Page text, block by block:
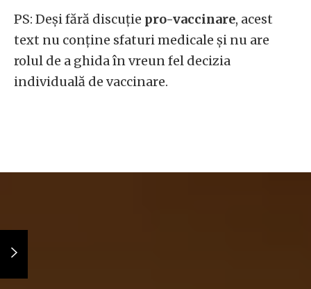
PS: Deși fără discuție pro-vaccinare, acest
text nu conține sfaturi medicale și nu are
rolul de a ghida în vreun fel decizia
individuală de vaccinare.